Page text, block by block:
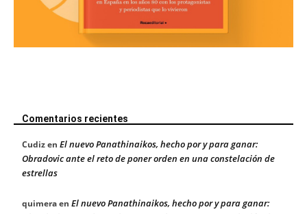
Comentarios recientes
Cudizen El nuevo Panathinaikos, hecho por y para ganar:
Obradovic ante el reto de poner orden en una constelación de
estrellas
quimeraen El nuevo Panathinaikos, hecho por y para ganar: